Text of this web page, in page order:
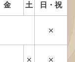
金 土 日・祝
×
× ×